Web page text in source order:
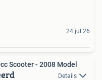
24 jul 26
Scooter - 2008 Model
Details